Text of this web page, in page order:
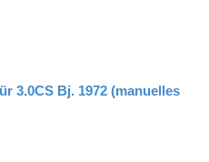
3.0CS Bj. 1972 (manuelles